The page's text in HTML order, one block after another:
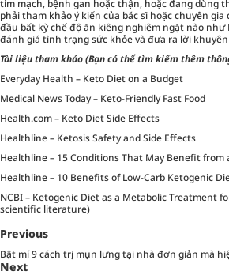
tim mạch, bệnh gan hoặc thận, hoặc đang dùng
phải tham khảo ý kiến của bác sĩ hoặc chuyên
đầu bất kỳ chế độ ăn kiêng nghiêm ngặt nào như
đánh giá tình trạng sức khỏe và đưa ra lời
Tài liệu tham khảo (Bạn có thể tìm kiếm thêm
Everyday Health – Keto Diet on a Budget
Medical News Today – Keto-Friendly Fast Food
Health.com – Keto Diet Side Effects
Healthline – Ketosis Safety and Side Effects
Healthline – 15 Conditions That May Benefit from
Healthline – 10 Benefits of Low-Carb Ketogenic
NCBI – Ketogenic Diet as a Metabolic Treatment
scientific literature)
Previous
Bật mí 9 cách trị mụn lưng tại nhà đơn giản mà
Next